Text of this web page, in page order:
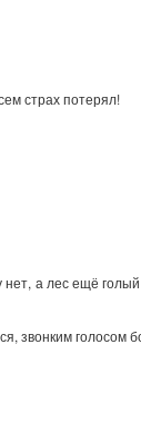
страх потерял!
а лес ещё
звонким голосом